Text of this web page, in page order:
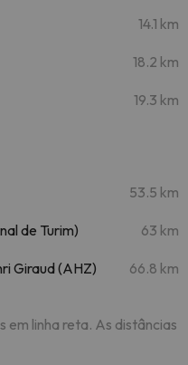
14.1 km
18.2 km
19.3 km
53.5 km
de Turim) 63 km
Giraud (AHZ) 66.8 km
em linha reta. As distâncias